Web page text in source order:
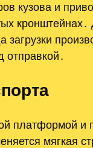
кузова и
платформой и
мягкая